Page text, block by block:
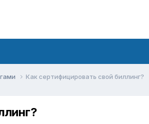
Как сертифицировать свой биллинг?